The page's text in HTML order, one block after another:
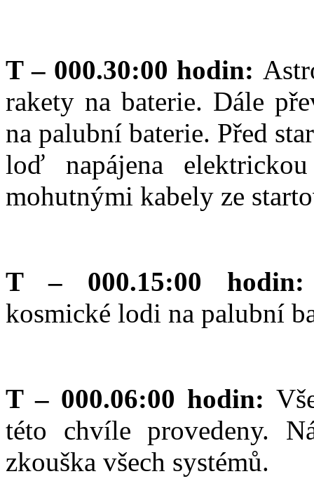
T – 000.30:00 hodin:
rakety na baterie. Dále
na palubní baterie. Před
loď napájena
mohutnými kabely ze
T – 000.15:00
kosmické lodi na palubní
T – 000.06:00 hodin:
této chvíle provedeny.
zkouška všech systémů.